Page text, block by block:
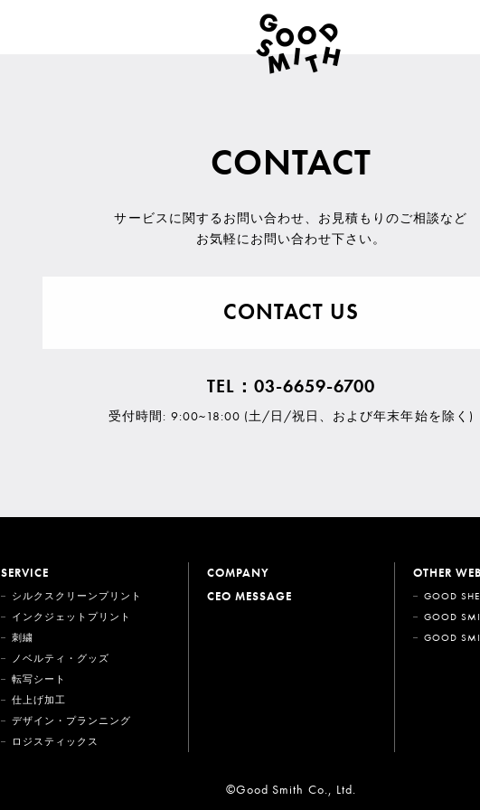
CONTACT
サービスに関するお問い合わせ、 お見積もりのご相談など
お気軽にお問い合わせ下さい。
CONTACT US
TEL：03-6659-6700
受付時間: 9:00~18:00 (土/日/祝日、および年末年始を除く)
SERVICE
シルクスクリーンプリント
インクジェットプリント
刺繍
ノベルティ・グッズ
転写シート
仕上げ加工
デザイン・プランニング
ロジスティックス
COMPANY
CEO MESSAGE
OTHER
GOOD
GOOD
GOOD
©Good Smith Co., Ltd.